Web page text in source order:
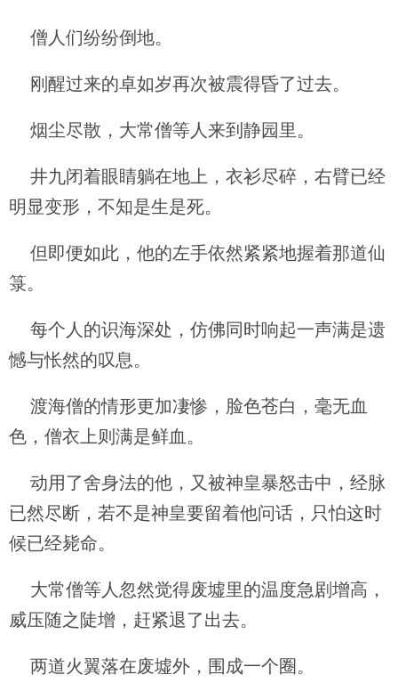
僧人们纷纷倒地。
刚醒过来的卓如岁再次被震得昏了过去。
烟尘尽散，大常僧等人来到静园里。
井九闭着眼睛躺在地上，衣衫尽碎，右臂已经
明显变形，不知是生是死。
但即便如此，他的左手依然紧紧地握着那道仙
箓。
每个人的识海深处，仿佛同时响起一声满是遗
憾与怅然的叹息。
渡海僧的情形更加凄惨，脸色苍白，毫无血
色，僧衣上则满是鲜血。
动用了舍身法的他，又被神皇暴怒击中，经脉
已然尽断，若不是神皇要留着他问话，只怕这时
候已经毙命。
大常僧等人忽然觉得废墟里的温度急剧增高，
威压随之陡增，赶紧退了出去。
两道火翼落在废墟外，围成一个圈。